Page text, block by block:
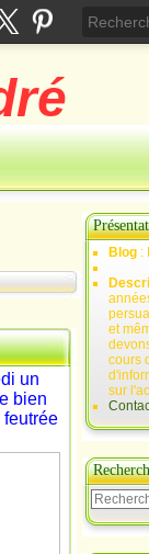
un
bien
Blog :
et
cours
sur